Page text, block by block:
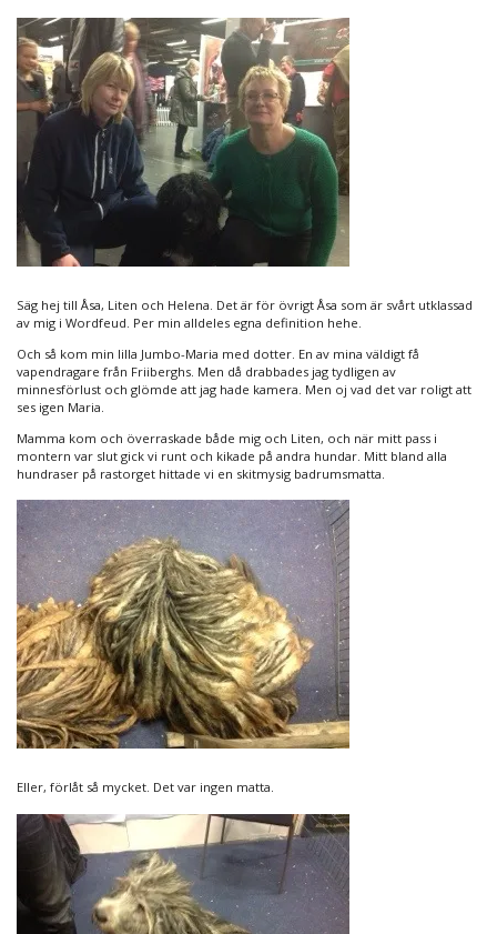
Säg hej till Åsa, Liten och Helena. Det är för övrigt Åsa som är svårt utklassad
av mig i Wordfeud. Per min alldeles egna definition hehe.
Och så kom min lilla Jumbo-Maria med dotter. En av mina väldigt få
vapendragare från Friiberghs. Men då drabbades jag tydligen av
minnesförlust och glömde att jag hade kamera. Men oj vad det var roligt att
ses igen Maria.
Mamma kom och överraskade både mig och Liten, och när mitt pass i
montern var slut gick vi runt och kikade på andra hundar. Mitt bland alla
hundraser på rastorget hittade vi en skitmysig badrumsmatta.
Eller, förlåt så mycket. Det var ingen matta.